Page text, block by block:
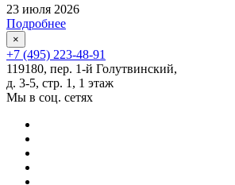
23 июля 2026
Подробнее
×
+7 (495) 223-48-91
119180, пер. 1-й Голутвинский,
д. 3-5, стр. 1, 1 этаж
Мы в соц. сетях